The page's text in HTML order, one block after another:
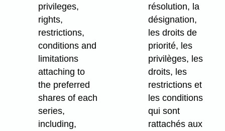
privileges,
rights,
restrictions,
conditions and
limitations
attaching to
the preferred
shares of each
series,
including,
résolution, la
désignation,
les droits de
priorité, les
privilèges, les
droits, les
restrictions et
les conditions
qui sont
rattachés aux